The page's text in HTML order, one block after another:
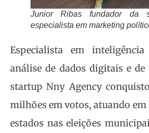
Junior Ribas fundador da
especialista em marketing
Especialista em
análise de dados digitais e de
startup Nny Agency
milhões em votos, atuando em
estados nas eleições